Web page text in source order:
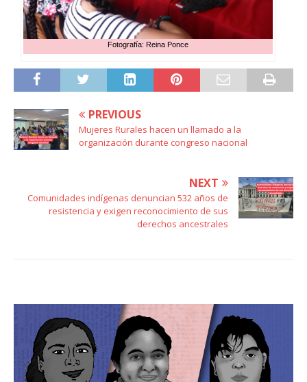
Fotografía: Reina Ponce
PREVIOUS
Mujeres Rurales hacen un llamado a la
organización durante congreso nacional
NEXT
Comunidades indígenas denuncian 532 años de
resistencia y exigen reconocimiento de sus
derechos ancestrales